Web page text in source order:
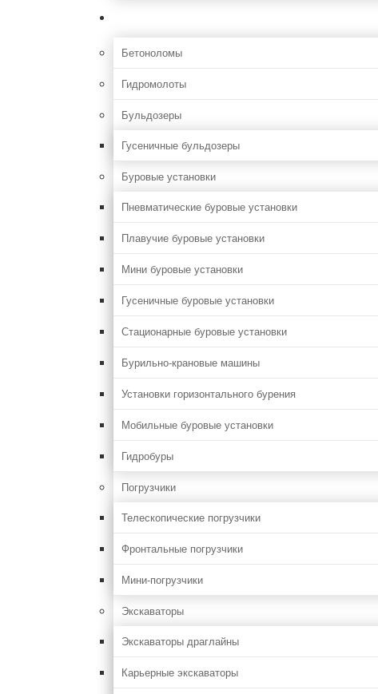
Бетоноломы
Гидромолоты
Бульдозеры
Гусеничные бульдозеры
Буровые установки
Пневматические буровые установки
Плавучие буровые установки
Мини буровые установки
Гусеничные буровые установки
Стационарные буровые установки
Бурильно-крановые машины
Установки горизонтального бурения
Мобильные буровые установки
Гидробуры
Погрузчики
Телескопические погрузчики
Фронтальные погрузчики
Мини-погрузчики
Экскаваторы
Экскаваторы драглайны
Карьерные экскаваторы